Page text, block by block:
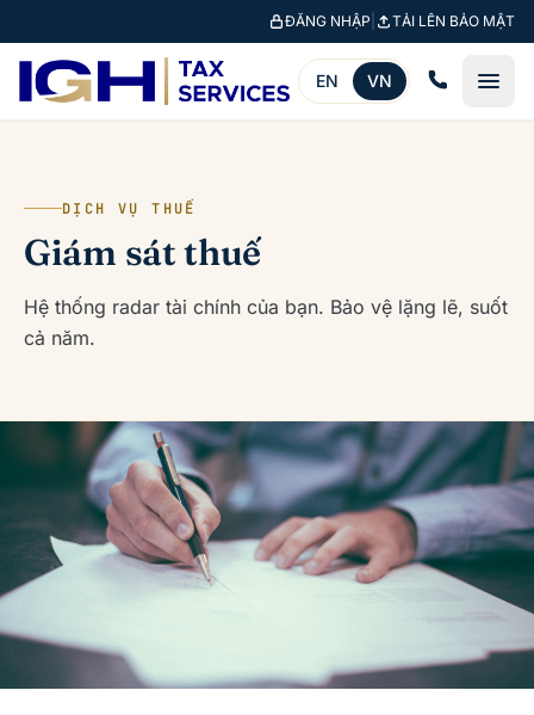
ĐĂNG NHẬP TẢI LÊN BẢO MẬT
EN VN
DỊCH VỤ THUẾ
Giám sát thuế
Hệ thống radar tài chính của bạn. Bảo vệ lặng lẽ, suốt
cả năm.